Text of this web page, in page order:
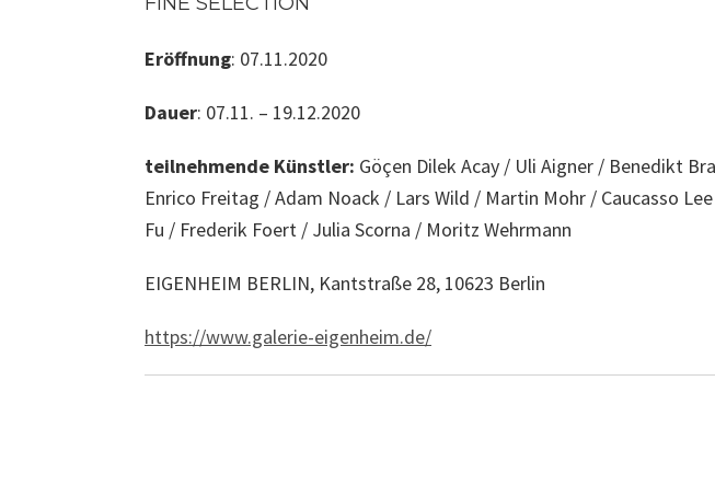
Eröffnung: 07.11.2020
Dauer: 07.11. – 19.12.2020
teilnehmende Künstler: Göçen Dilek Acay / Uli Aigner / Benedikt
Enrico Freitag / Adam Noack / Lars Wild / Martin Mohr / Caucasso
Fu / Frederik Foert / Julia Scorna / Moritz Wehrmann
EIGENHEIM BERLIN, Kantstraße 28, 10623 Berlin
https://www.galerie-eigenheim.de/